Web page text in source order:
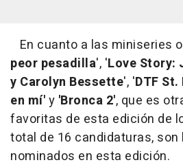
En cuanto a las miniseries
peor pesadilla', 'Love Story:
y Carolyn Bessette', 'DTF
en mí'y 'Bronca 2', que es
favoritas de esta edición de
total de 16 candidaturas,
nominados en esta edición.